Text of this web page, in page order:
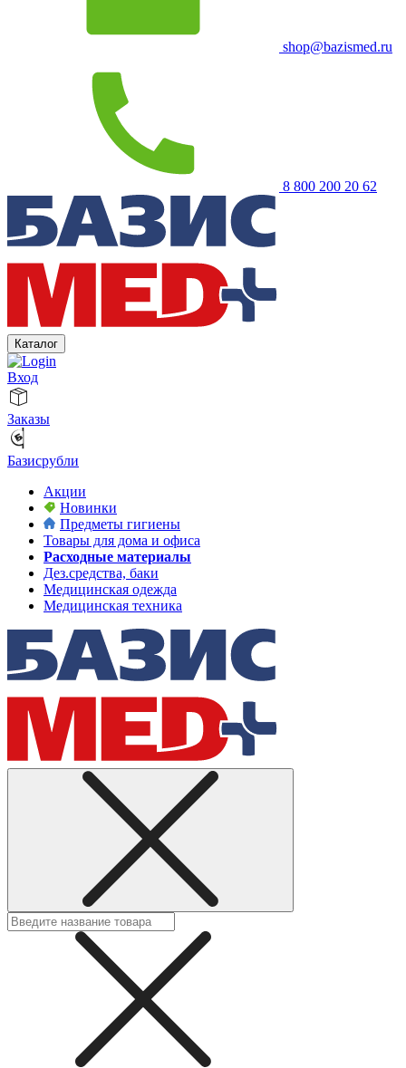
shop@bazismed.ru
8 800 200 20 62
Каталог
Вход
Заказы
Базисрубли
Акции
Новинки
Предметы гигиены
Товары для дома и офиса
Расходные материалы
Дез.средства, баки
Медицинская одежда
Медицинская техника